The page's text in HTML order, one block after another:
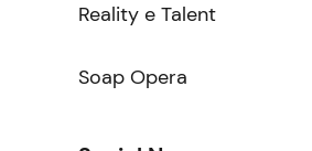
Reality e Talent
Soap Opera